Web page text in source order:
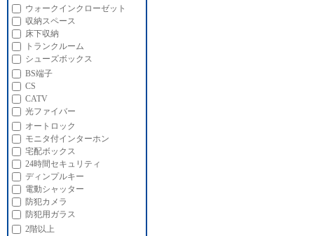
ウォークインクローゼット
収納スペース
床下収納
トランクルーム
シューズボックス
BS端子
CS
CATV
光ファイバー
オートロック
モニタ付インターホン
宅配ボックス
24時間セキュリティ
ディンプルキー
電動シャッター
防犯カメラ
防犯用ガラス
2階以上